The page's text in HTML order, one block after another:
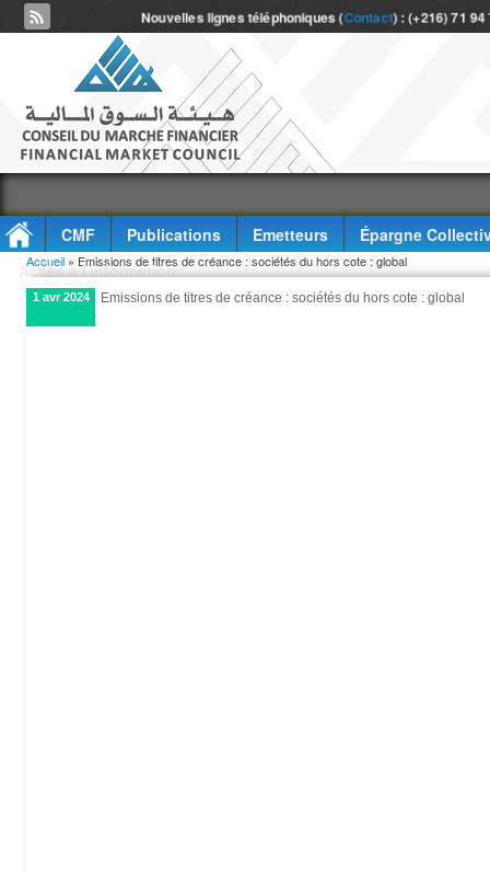
Nouvelles lignes téléphoniques (Contact) : (+216) 71
CMF Publications Emetteurs
Épargne
Accès à l'information
Vous êtes ici
Accueil » Emissions de titres de créance : sociétés du hors cote : global
1 avr 2024 Emissions de titres de créance : sociétés du hors cote : global